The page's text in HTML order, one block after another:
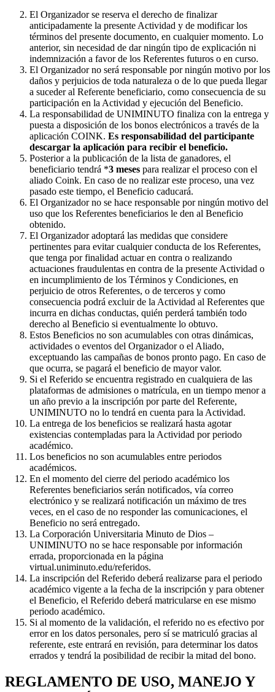
El Organizador se reserva el derecho de finalizar
anticipadamente la presente Actividad y de modificar los
términos del presente documento, en cualquier momento. Lo
anterior, sin necesidad de dar ningún tipo de explicación ni
indemnización a favor de los Referentes futuros o en curso.
El Organizador no será responsable por ningún motivo por los
daños y perjuicios de toda naturaleza o de lo que pueda llegar
a suceder al Referente beneficiario, como consecuencia de su
participación en la Actividad y ejecución del Beneficio.
La responsabilidad de UNIMINUTO finaliza con la entrega y
puesta a disposición de los bonos electrónicos a través de la
aplicación COINK. Es responsabilidad del participante
descargar la aplicación para recibir el beneficio.
Posterior a la publicación de la lista de ganadores, el
beneficiario tendrá *3 meses para realizar el proceso con el
aliado Coink. En caso de no realizar este proceso, una vez
pasado este tiempo, el Beneficio caducará.
El Organizador no se hace responsable por ningún motivo del
uso que los Referentes beneficiarios le den al Beneficio
obtenido.
El Organizador adoptará las medidas que considere
pertinentes para evitar cualquier conducta de los Referentes,
que tenga por finalidad actuar en contra o realizando
actuaciones fraudulentas en contra de la presente Actividad o
en incumplimiento de los Términos y Condiciones, en
perjuicio de otros Referentes, o de terceros y como
consecuencia podrá excluir de la Actividad al Referentes que
incurra en dichas conductas, quién perderá también todo
derecho al Beneficio si eventualmente lo obtuvo.
Estos Beneficios no son acumulables con otras dinámicas,
actividades o eventos del Organizador o el Aliado,
exceptuando las campañas de bonos pronto pago. En caso de
que ocurra, se pagará el beneficio de mayor valor.
Si el Referido se encuentra registrado en cualquiera de las
plataformas de admisiones o matrícula, en un tiempo menor a
un año previo a la inscripción por parte del Referente,
UNIMINUTO no lo tendrá en cuenta para la Actividad.
La entrega de los beneficios se realizará hasta agotar
existencias contempladas para la Actividad por periodo
académico.
Los beneficios no son acumulables entre periodos
académicos.
En el momento del cierre del periodo académico los
Referentes beneficiarios serán notificados, vía correo
electrónico y se realizará notificación un máximo de tres
veces, en el caso de no responder las comunicaciones, el
Beneficio no será entregado.
La Corporación Universitaria Minuto de Dios –
UNIMINUTO no se hace responsable por información
errada, proporcionada en la página
virtual.uniminuto.edu/referidos.
La inscripción del Referido deberá realizarse para el periodo
académico vigente a la fecha de la inscripción y para obtener
el Beneficio, el Referido deberá matricularse en ese mismo
periodo académico.
Si al momento de la validación, el referido no es efectivo por
error en los datos personales, pero sí se matriculó gracias al
referente, este entrará en revisión, para determinar los datos
errados y tendrá la posibilidad de recibir la mitad del bono.
REGLAMENTO DE USO, MANEJO Y